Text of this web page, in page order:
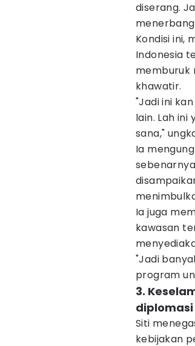
diserang.
Kondisi ini,
Indonesia
memburuk
khawatir.
"Jadi ini
lain. Lah
sana,"
Ia
Ia juga
kawasan
"Jadi
program
3.
Siti
kebijakan